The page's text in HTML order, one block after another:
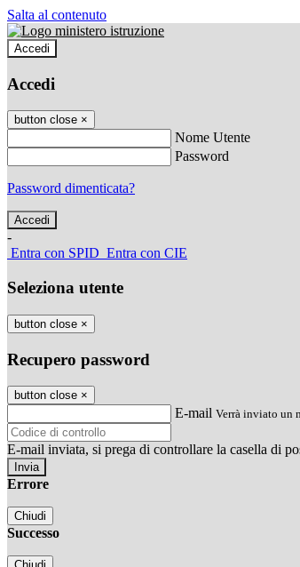
Salta al contenuto
Accedi
Accedi
button close ×
Nome Utente
Password
Password dimenticata?
-
Entra con SPID Entra con CIE
Seleziona utente
button close ×
Recupero password
button close ×
E-mail Verrà inviato un
E-mail inviata, si prega di controllare la casella di
Errore
Chiudi
Successo